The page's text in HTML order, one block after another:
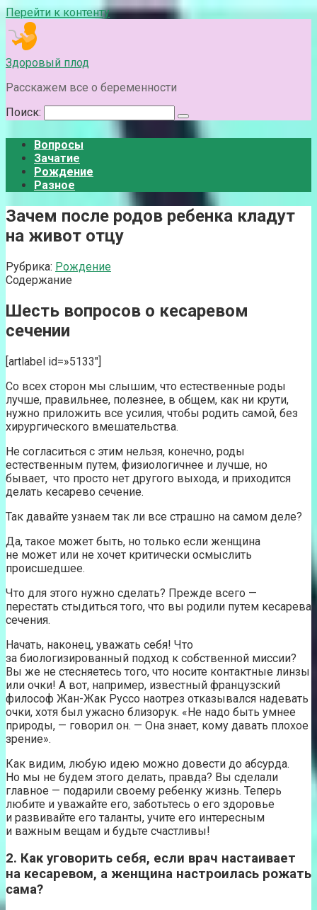
Перейти к контенту
Здоровый плод
Расскажем все о беременности
Поиск:
Вопросы
Зачатие
Рождение
Разное
Зачем после родов ребенка кладут
на живот отцу
Рубрика: Рождение
Содержание
Шесть вопросов о кесаревом
сечении
[artlabel id=»5133″]
Со всех сторон мы слышим, что естественные роды
лучше, правильнее, полезнее, в общем, как ни крути,
нужно приложить все усилия, чтобы родить самой, без
хирургического вмешательства.
Не согласиться с этим нельзя, конечно, роды
естественным путем, физиологичнее и лучше, но
бывает, что просто нет другого выхода, и приходится
делать кесарево сечение.
Так давайте узнаем так ли все страшно на самом деле?
Да, такое может быть, но только если женщина
не может или не хочет критически осмыслить
происшедшее.
Что для этого нужно сделать? Прежде всего —
перестать стыдиться того, что вы родили путем кесарева
сечения.
Начать, наконец, уважать себя! Что
за биологизированный подход к собственной миссии?
Вы же не стесняетесь того, что носите контактные линзы
или очки! А вот, например, известный французский
философ Жан-Жак Руссо наотрез отказывался надевать
очки, хотя был ужасно близорук. «Не надо быть умнее
природы, — говорил он. — Она знает, кому давать плохое
зрение».
Как видим, любую идею можно довести до абсурда.
Но мы не будем этого делать, правда? Вы сделали
главное — подарили своему ребенку жизнь. Теперь
любите и уважайте его, заботьтесь о его здоровье
и развивайте его таланты, учите его интересным
и важным вещам и будьте счастливы!
2. Как уговорить себя, если врач настаивает
на кесаревом, а женщина настроилась рожать
сама?